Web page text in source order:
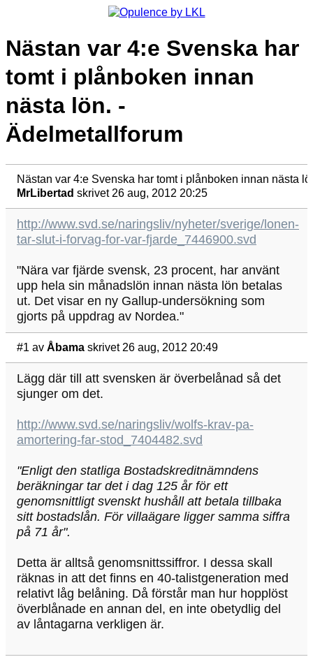
Nästan var 4:e Svenska har
tomt i plånboken innan
nästa lön. -
Ädelmetallforum
Nästan var 4:e Svenska har tomt i plånboken innan nästa
MrLibertad skrivet 26 aug, 2012 20:25
http://www.svd.se/naringsliv/nyheter/sverige/lonen-
tar-slut-i-forvag-for-var-fjarde_7446900.svd
"Nära var fjärde svensk, 23 procent, har använt
upp hela sin månadslön innan nästa lön betalas
ut. Det visar en ny Gallup-undersökning som
gjorts på uppdrag av Nordea."
#1 av Åbama skrivet 26 aug, 2012 20:49
Lägg där till att svensken är överbelånad så det
sjunger om det.
http://www.svd.se/naringsliv/wolfs-krav-pa-
amortering-far-stod_7404482.svd
"Enligt den statliga Bostadskreditnämndens
beräkningar tar det i dag 125 år för ett
genomsnittligt svenskt hushåll att betala tillbaka
sitt bostadslån. För villaägare ligger samma siffra
på 71 år".
Detta är alltså genomsnittssiffror. I dessa skall
räknas in att det finns en 40-talistgeneration med
relativt låg belåning. Då förstår man hur hopplöst
överblånade en annan del, en inte obetydlig del
av låntagarna verkligen är.